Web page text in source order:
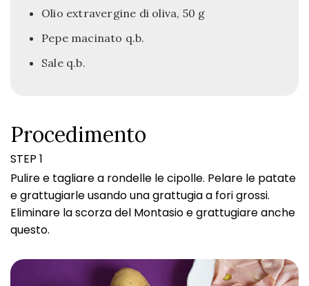
Olio extravergine di oliva, 50 g
Pepe macinato q.b.
Sale q.b.
Procedimento
STEP 1
Pulire e tagliare a rondelle le cipolle. Pelare le patate
e grattugiarle usando una grattugia a fori grossi.
Eliminare la scorza del Montasio e grattugiare anche
questo.